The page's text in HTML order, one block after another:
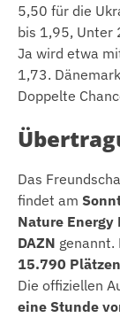
5,50 für die
bis 1,95, Unter
Ja wird etwa
1,73.
Doppelte
Das
findet am
Nature Energy
DAZN genannt.
15.790 Plätzen
Die offiziellen
eine Stunde